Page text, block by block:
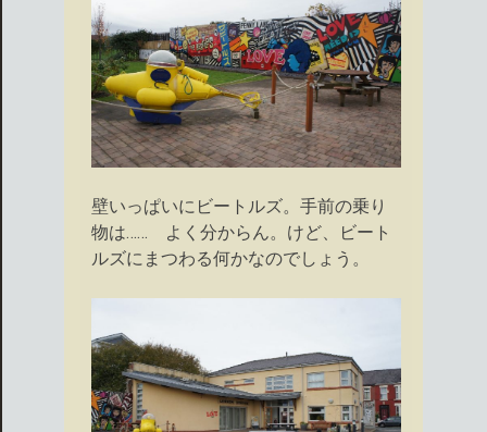
壁いっぱいにビートルズ。手前の乗り
物は…… よく分からん。けど、ビート
ルズにまつわる何かなのでしょう。